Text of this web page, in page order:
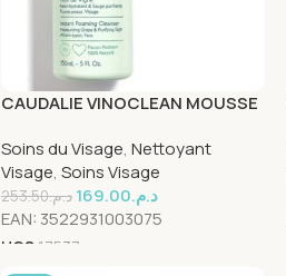
CAUDALIE VINOCLEAN MOUSSE
150 ML
Soins du Visage, Nettoyant
Visage, Soins Visage
د.م.253.50 د.م.169.00
EAN: 3522931003075
UGS 17537